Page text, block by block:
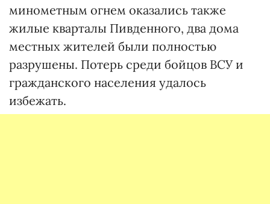
минометным огнем оказались также
жилые кварталы Пивденного, два дома
местных жителей были полностью
разрушены. Потерь среди бойцов ВСУ и
гражданского населения удалось
избежать.